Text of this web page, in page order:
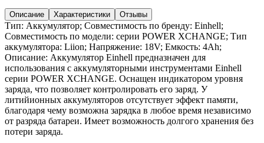
Описание Характеристики Отзывы
Тип: Аккумулятор; Совместимость по бренду: Einhell;
Совместимость по модели: серии POWER XCHANGE; Тип
аккумулятора: Liion; Напряжение: 18V; Емкость: 4Ah;
Описание: Аккумулятор Einhell предназначен для
использования с аккумуляторными инструментами Einhell
серии POWER XCHANGE. Оснащен индикатором уровня
заряда, что позволяет контролировать его заряд. У
литийионных аккумуляторов отсутствует эффект памяти,
благодаря чему возможна зарядка в любое время независимо
от разряда батареи. Имеет возможность долгого хранения без
потери заряда.